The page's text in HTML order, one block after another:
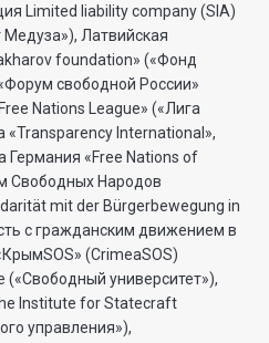
Limited liability company (SIA)
Медуза»), Латвийская
foundation» («Фонд
свободной России»
Nations League» («Лига
International»,
Германия «Free Nations of
Свободных Народов
mit der Bürgerbewegung in
с гражданским движением в
(CrimeaSOS)
(«Свободный университет»),
Institute for Statecraft
управления»),